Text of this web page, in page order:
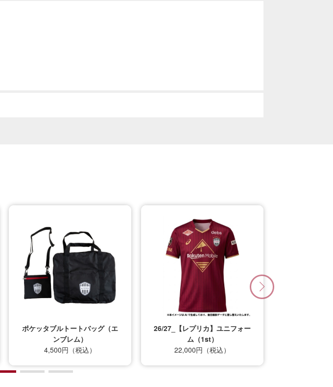
ポケッタブルトートバッグ（エ
ンブレム）
4,500円（税込）
26/27_【レプリカ】ユニフォー
ム（1st）
22,000円（税込）